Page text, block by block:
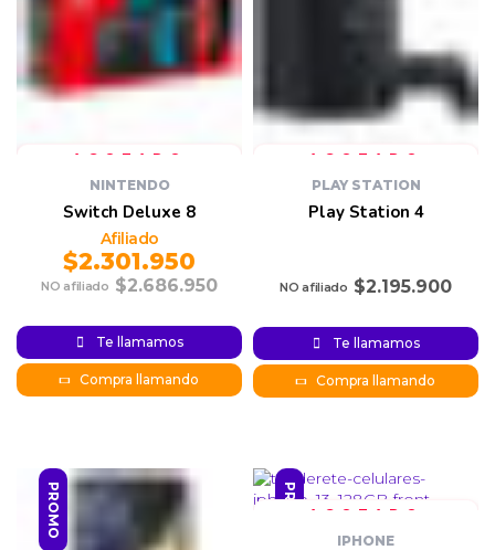
NINTENDO
Switch Deluxe 8
$2.686.950
Original
was:
$2.301.950
Current
price is:
Te llamamos
Compra llamando
PLAY STATION
Play Station 4
$2.195.900
Te llamamos
Compra llamando
PROMO PROMO
IPHONE